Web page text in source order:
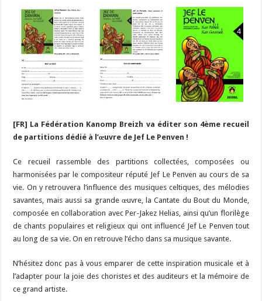
[FR] La Fédération Kanomp Breizh va éditer son 4ème recueil
de partitions dédié à l’œuvre de Jef Le Penven !
Ce recueil rassemble des partitions collectées, composées ou
harmonisées par le compositeur réputé Jef Le Penven au cours de sa
vie. On y retrouvera l’influence des musiques celtiques, des mélodies
savantes, mais aussi sa grande œuvre, la Cantate du Bout du Monde,
composée en collaboration avec Per-Jakez Helias, ainsi qu’un florilège
de chants populaires et religieux qui ont influencé Jef Le Penven tout
au long de sa vie. On en retrouve l’écho dans sa musique savante.
N’hésitez donc pas à vous emparer de cette inspiration musicale et à
l’adapter pour la joie des choristes et des auditeurs et la mémoire de
ce grand artiste.